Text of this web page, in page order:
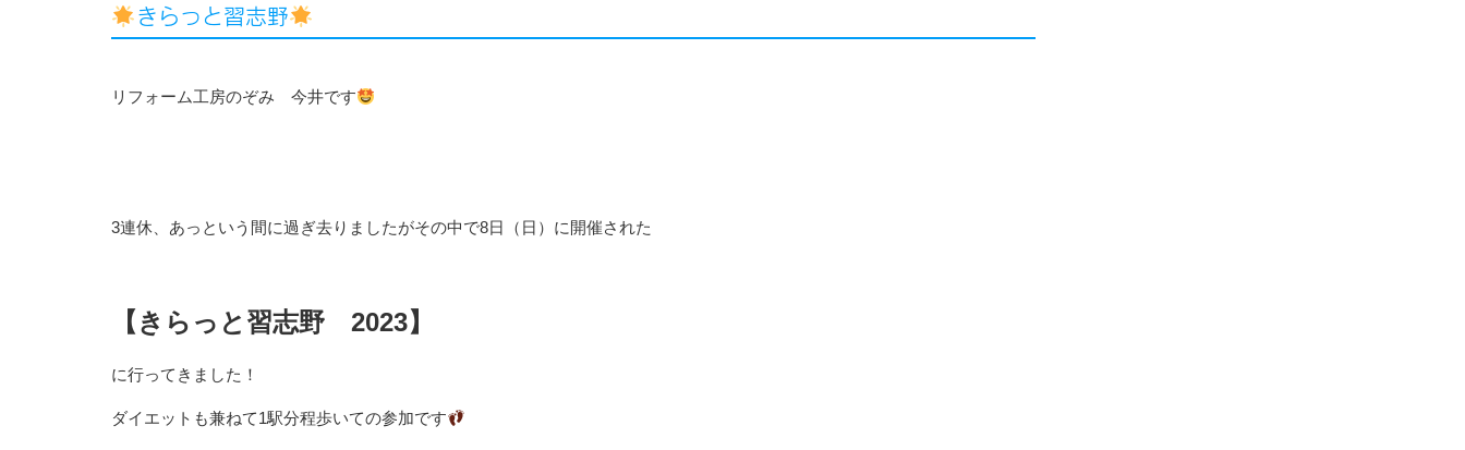
きらっと習志野
リフォーム工房のぞみ 今井です
3連休、あっという間に過ぎ去りましたがその中で8日（日）に開催された
【きらっと習志野 2023】
に行ってきました！
ダイエットも兼ねて1駅分程歩いての参加です